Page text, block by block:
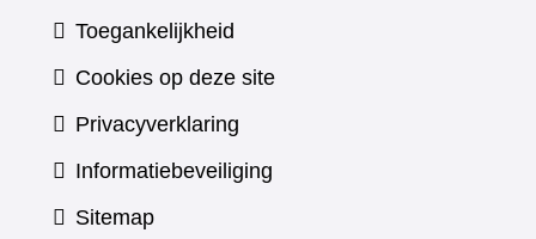
Toegankelijkheid
Cookies op deze site
Privacyverklaring
Informatiebeveiliging
Sitemap